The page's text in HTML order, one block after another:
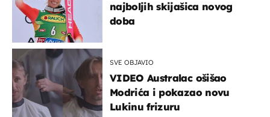
najboljih skijašica novog
doba
SVE OBJAVIO
VIDEO Australac ošišao
Modrića i pokazao novu
Lukinu frizuru